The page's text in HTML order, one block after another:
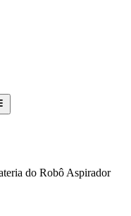
do Robô Aspirador